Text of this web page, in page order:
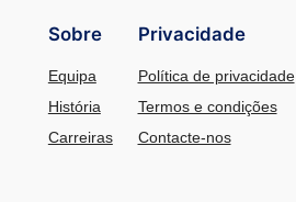
Sobre
Equipa
História
Carreiras
Privacidade
Política de privacidade
Termos e condições
Contacte-nos